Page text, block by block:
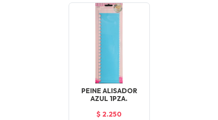
PEINE ALISADOR
AZUL 1PZA.
$ 2.250